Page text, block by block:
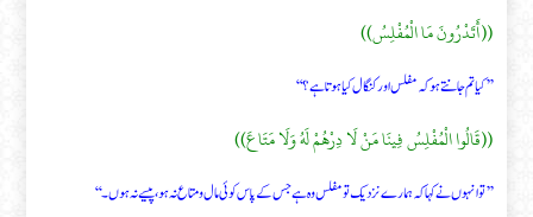
((أَتَدْرُونَ مَا الْمُفْلِسُ))
’’کیا تم جانتے ہو کہ مفلس اور کنگال کیا ہوتا ہے ؟‘‘
((قَالُوا الْمُفْلِسُ فِينَا مَنْ لَا دِرْهُمْ لَهُ وَلَا مَتَاعَ))
’’ تو انہوں نے کہا کہ ہمارے نزدیک تو مفلس وہ ہے جس کے پاس کوئی مال و متاع نہ ہو، پیسے نہ ہوں۔‘‘